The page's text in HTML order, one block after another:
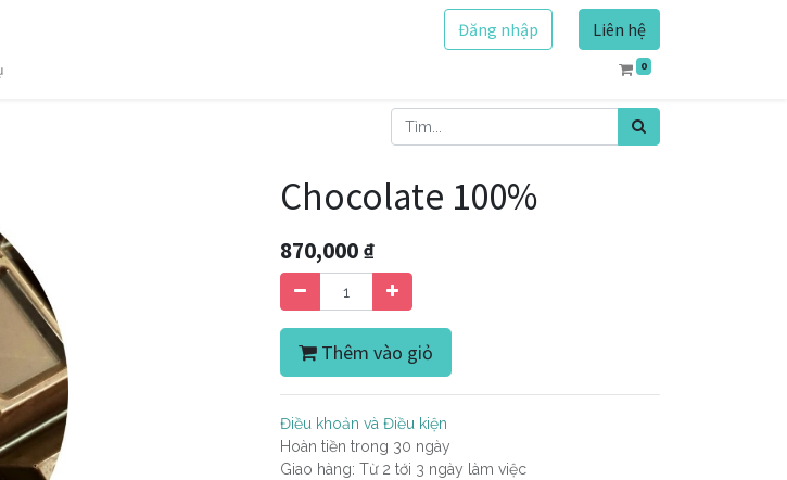
Đăng nhập Liên hệ
0
Chocolate 100%
870,000₫
Thêm vào giỏ
Điều khoản và Điều kiện
Hoàn tiền trong 30 ngày
Giao hàng: Từ 2 tới 3 ngày làm việc